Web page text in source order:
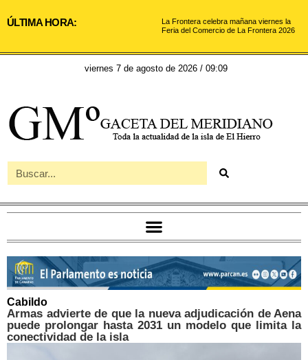
ÚLTIMA HORA:
La Frontera celebra mañana viernes la
Feria del Comercio de La Frontera 2026
viernes 7 de agosto de 2026 / 09:09
Cabildo
Armas advierte de que la nueva adjudicación de Aena
puede prolongar hasta 2031 un modelo que limita la
conectividad de la isla